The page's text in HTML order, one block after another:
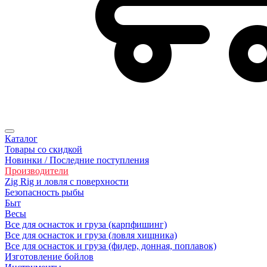
Каталог
Товары со скидкой
Новинки / Последние поступления
Производители
Zig Rig и ловля с поверхности
Безoпасность рыбы
Быт
Весы
Все для оснасток и груза (карпфишинг)
Все для оснасток и груза (ловля хищника)
Все для оснасток и груза (фидер, донная, поплавок)
Изготовление бойлов